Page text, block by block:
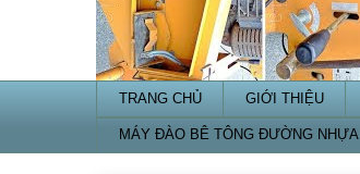
TRANG CHỦ GIỚI THIỆU
MÁY ĐÀO BÊ TÔNG ĐƯỜNG NHỰA